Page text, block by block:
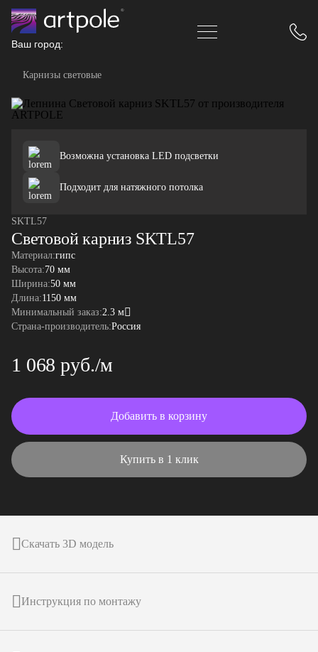
Ваш город:
Карнизы световые
Возможна установка LED подсветки
Подходит для натяжного потолка
SKTL57
Световой карниз SKTL57
Материал:гипс
Высота:70 мм
Ширина:50 мм
Длина:1150 мм
Минимальный заказ:2.3 м
Страна-производитель:Россия
1 068 руб./м
Добавить в корзину
Купить в 1 клик
Скачать 3D модель
Инструкция по монтажу